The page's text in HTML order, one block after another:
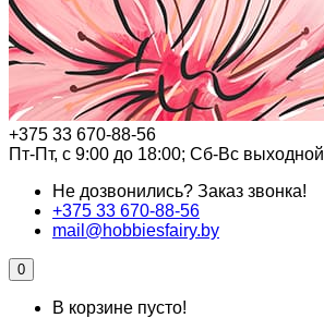
+375 33 670-88-56
Пт-Пт, с 9:00 до 18:00; Сб-Вс выходной
Не дозвонились? Заказ звонка!
+375 33 670-88-56
mail@hobbiesfairy.by
0
В корзине пусто!